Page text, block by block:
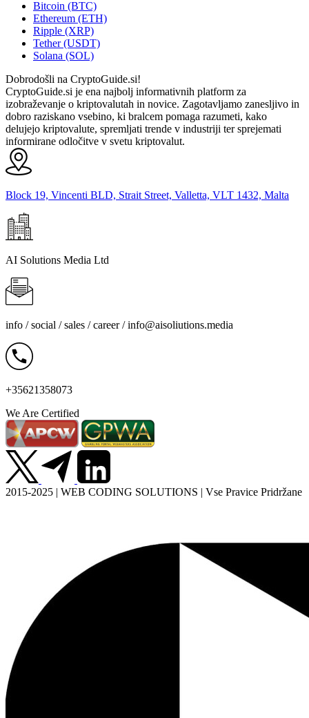
Bitcoin (BTC)
Ethereum (ETH)
Ripple (XRP)
Tether (USDT)
Solana (SOL)
Dobrodošli na CryptoGuide.si!
CryptoGuide.si je ena najbolj informativnih platform za
izobraževanje o kriptovalutah in novice. Zagotavljamo zanesljivo in
dobro raziskano vsebino, ki bralcem pomaga razumeti, kako
delujejo kriptovalute, spremljati trende v industriji ter sprejemati
informirane odločitve v svetu kriptovalut.
Block 19, Vincenti BLD, Strait Street, Valletta, VLT 1432, Malta
AI Solutions Media Ltd
info / social / sales / career /info@aisoliutions.media
+35621358073
We Are Certified
2015-2025 | WEB CODING SOLUTIONS | Vse Pravice Pridržane